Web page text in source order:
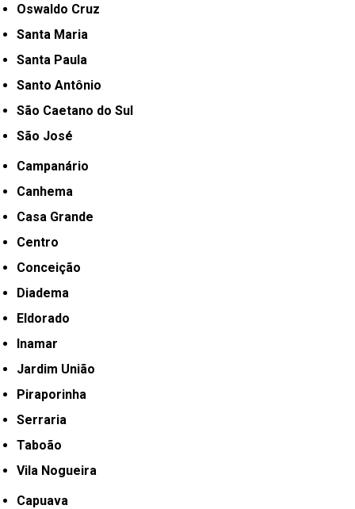
Oswaldo Cruz
Santa Maria
Santa Paula
Santo Antônio
São Caetano do Sul
São José
Campanário
Canhema
Casa Grande
Centro
Conceição
Diadema
Eldorado
Inamar
Jardim União
Piraporinha
Serraria
Taboão
Vila Nogueira
Capuava